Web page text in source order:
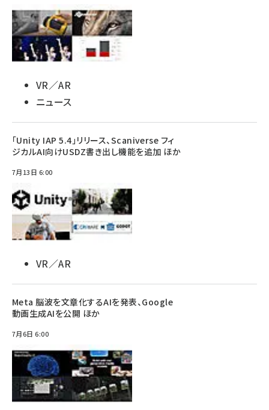
VR／AR
ニュース
「Unity IAP 5.4」リリース、Scaniverse フィ
ジカルAI向けUSDZ書き出し機能を追加 ほか
7月13日 6:00
VR／AR
Meta 脳波を文章化するAIを発表、Google
動画生成AIを公開 ほか
7月6日 6:00